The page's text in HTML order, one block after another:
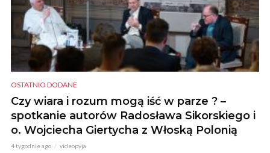
OSTATNIO DODANE
Czy wiara i rozum mogą iść w parze ? –
spotkanie autorów Radosława Sikorskiego i
o. Wojciecha Giertycha z Włoską Polonią
4 tygodnie ago videopyja